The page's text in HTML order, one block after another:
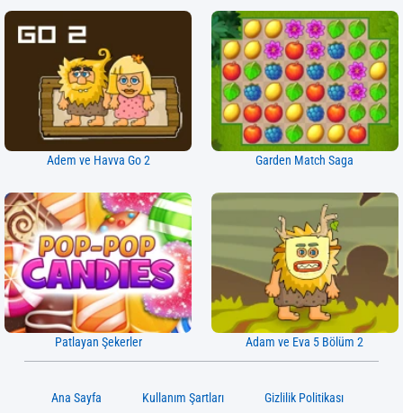
Adem ve Havva Go 2 Garden Match Saga
Patlayan Şekerler Adam ve Eva 5 Bölüm 2
Ana Sayfa Kullanım Şartları Gizlilik Politikası